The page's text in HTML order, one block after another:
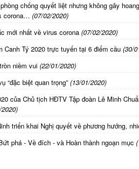
chống quyết liệt nhưng không gây
corona… (07/02/2020)
mới nhất về virus corona (07/02/2020)
Canh Tý 2020 trực tuyến tại 6 điểm cầu (30/
niềm vui (22/01/2020)
“đặc biệt quan trọng” (13/01/2020)
của Chủ tịch HĐTV Tập đoàn Lê Minh
triển khai Nghị quyết về phương hướng,
phá - Về đích - và Hoàn thành ngoạn mục